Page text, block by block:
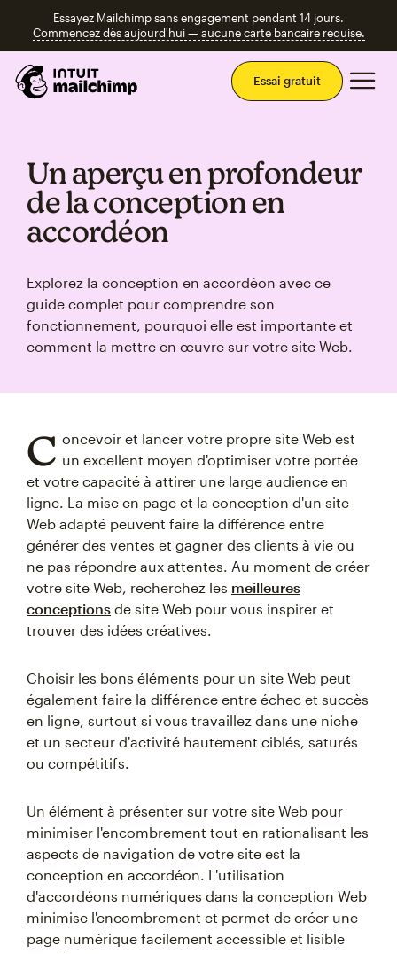
Essayez Mailchimp sans engagement pendant 14 jours.
Commencez dès aujourd'hui — aucune carte bancaire requise.
Essai gratuit
Un aperçu en profondeur
de la conception en
accordéon
Explorez la conception en accordéon avec ce
guide complet pour comprendre son
fonctionnement, pourquoi elle est importante et
comment la mettre en œuvre sur votre site Web.
C oncevoir et lancer votre propre site Web est
un excellent moyen d'optimiser votre portée
et votre capacité à attirer une large audience en
ligne. La mise en page et la conception d'un site
Web adapté peuvent faire la différence entre
générer des ventes et gagner des clients à vie ou
ne pas répondre aux attentes. Au moment de créer
votre site Web, recherchez les meilleures
conceptions de site Web pour vous inspirer et
trouver des idées créatives.
Choisir les bons éléments pour un site Web peut
également faire la différence entre échec et succès
en ligne, surtout si vous travaillez dans une niche
et un secteur d'activité hautement ciblés, saturés
ou compétitifs.
Un élément à présenter sur votre site Web pour
minimiser l'encombrement tout en rationalisant les
aspects de navigation de votre site est la
conception en accordéon. L'utilisation
d'accordéons numériques dans la conception Web
minimise l'encombrement et permet de créer une
page numérique facilement accessible et lisible